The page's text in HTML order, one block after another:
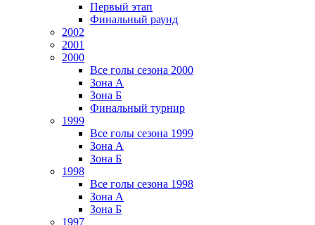
Первый этап
Финальный раунд
2002
2001
2000
Все голы сезона 2000
Зона А
Зона Б
Финальный турнир
1999
Все голы сезона 1999
Зона А
Зона Б
1998
Все голы сезона 1998
Зона А
Зона Б
1997